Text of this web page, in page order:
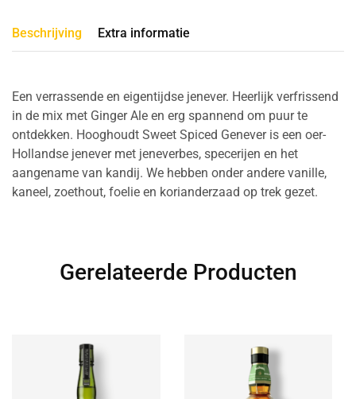
Beschrijving Extra informatie
Een verrassende en eigentijdse jenever. Heerlijk verfrissend
in de mix met Ginger Ale en erg spannend om puur te
ontdekken. Hooghoudt Sweet Spiced Genever is een oer-
Hollandse jenever met jeneverbes, specerijen en het
aangename van kandij. We hebben onder andere vanille,
kaneel, zoethout, foelie en korianderzaad op trek gezet.
Gerelateerde Producten